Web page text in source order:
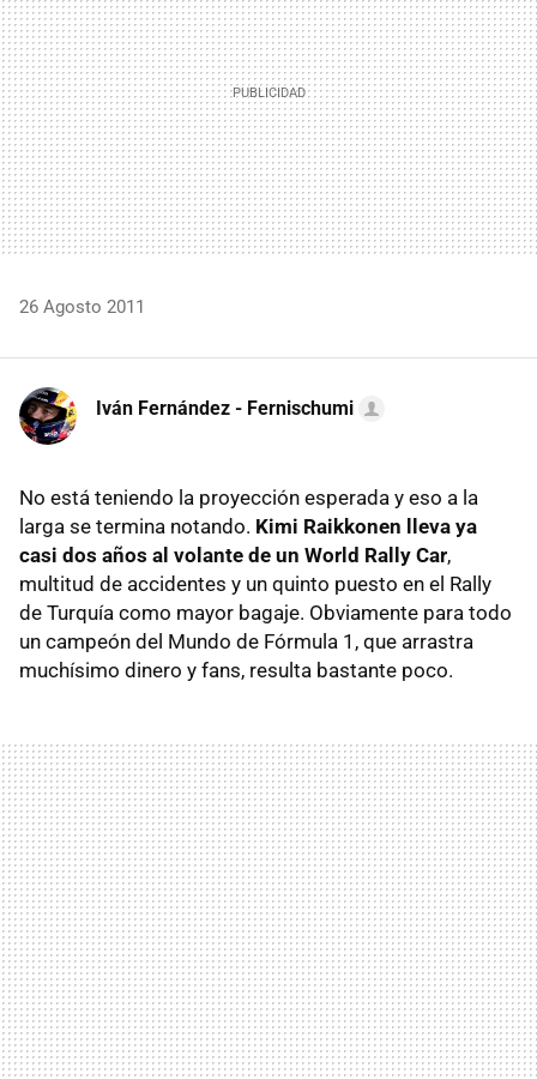
26 Agosto 2011
Iván Fernández - Fernischumi
No está teniendo la proyección esperada y eso a la
larga se termina notando. Kimi Raikkonen lleva ya
casi dos años al volante de un World Rally Car,
multitud de accidentes y un quinto puesto en el Rally
de Turquía como mayor bagaje. Obviamente para todo
un campeón del Mundo de Fórmula 1, que arrastra
muchísimo dinero y fans, resulta bastante poco.